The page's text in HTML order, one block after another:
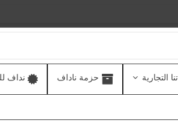
التجارية حزمة ناداف نداف